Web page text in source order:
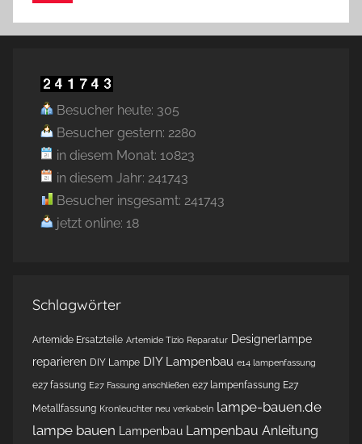
Besucher heute: 305
Besucher gestern: 2280
in diesem Monat: 10823
in diesem Jahr: 241743
Besucher insgesamt: 241743
jetzt online: 18
Schlagwörter
Artemide Ersatzteile Artemide Tizio Reparatur Designerlampe
reparieren DIY Lampe DIY Lampenbau e14 lampenfassung
e27 fassung E27 Fassung anschließen e27 lampenfassung E27
Metallfassung Kronleuchter neu verkabeln lampe-bauen.de
lampe bauen
Lampenbau Lampenbau Anleitung